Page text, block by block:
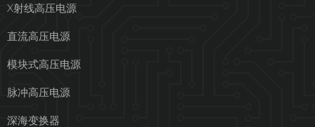
X射线高压电源
直流高压电源
模块式高压电源
脉冲高压电源
深海变换器